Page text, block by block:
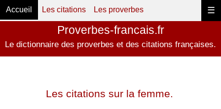
☰
Accueil Les citations Les proverbes
Proverbes-francais.fr
Le dictionnaire des proverbes et des citations françaises.
Les citations sur la femme.